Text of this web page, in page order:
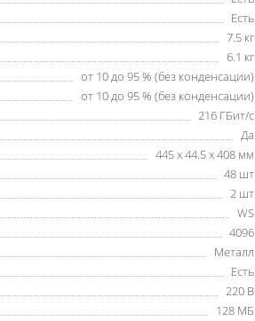
Есть
7.5 кг
6.1 кг
от 10 до 95 % (без конденсации)
от 10 до 95 % (без конденсации)
216 ГБит/с
Да
445 x 44.5 x 408 мм
48 шт
2 шт
WS
4096
Металл
Есть
220 В
128 МБ